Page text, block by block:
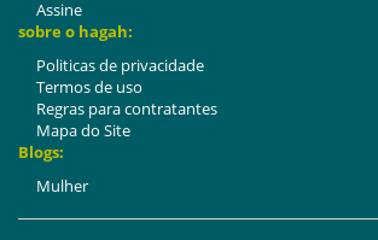
Assine
sobre o hagah:
Politicas de privacidade
Termos de uso
Regras para contratantes
Mapa do Site
Blogs:
Mulher